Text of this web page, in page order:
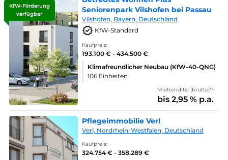
KfW-Förderung
verfügbar
Seniorenpark Vilshofen bei Passau
Vilshofen, Bayern, Deutschland
KfW-Standard
Kaufpreis:
193.100 € - 434.500 €
Klimafreundlicher Neubau (KfW-40-QNG)
106 Einheiten
Mietrendite: (brutto)*¹
bis 2,95 % p.a.
Pflegeimmobilie Verl
Verl, Nordrhein-Westfalen, Deutschland
Kaufpreis:
324.754 € - 358.289 €